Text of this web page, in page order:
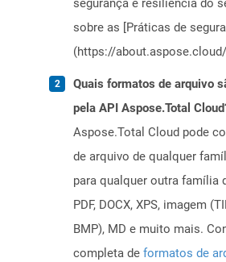
segurança e resiliência do
sobre as [Práticas de
(https://
Quais formatos de arquivo
pela API Aspose.Total
Aspose.Total Cloud pode
de arquivo de qualquer
para qualquer outra família
PDF, DOCX, XPS, imagem
BMP), MD e muito mais.
completa de formatos de